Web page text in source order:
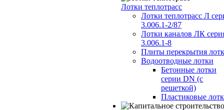
Лотки теплотрасс
Лотки теплотрасс Л
3.006.1-2/87
Лотки каналов ЛК
3.006.1-8
Плиты перекрытия
Водоотводные лотки
Бетонные лотки
серии DN (с
решеткой)
Пластиковые